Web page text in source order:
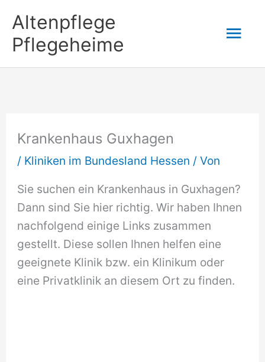
Inhalt
springen
Altenpflege
Pflegeheime
Krankenhaus Guxhagen
/ Kliniken im Bundesland Hessen / Von
Sie suchen ein Krankenhaus in Guxhagen?
Dann sind Sie hier richtig. Wir haben Ihnen
nachfolgend einige Links zusammen
gestellt. Diese sollen Ihnen helfen eine
geeignete Klinik bzw. ein Klinikum oder
eine Privatklinik an diesem Ort zu finden.